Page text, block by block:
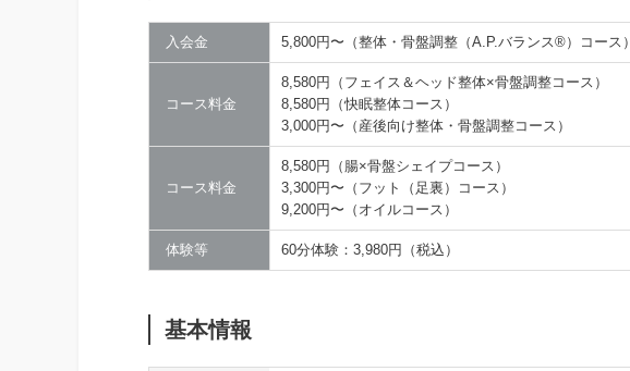
入会金 5,800円〜（整体・骨盤調整（A.P.バランス®）コース）
コース料金
8,580円（フェイス＆ヘッド整体×骨盤調整コース）
8,580円（快眠整体コース）
3,000円〜（産後向け整体・骨盤調整コース）
コース料金
8,580円（腸×骨盤シェイプコース）
3,300円〜（フット（足裏）コース）
9,200円〜（オイルコース）
体験等 60分体験：3,980円（税込）
基本情報